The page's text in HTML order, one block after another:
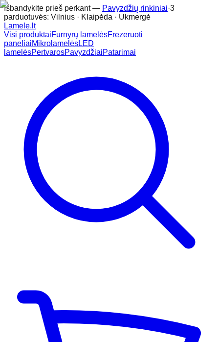
Išbandykite prieš perkant — Pavyzdžių rinkiniai·3
parduotuvės: Vilnius · Klaipėda · Ukmergė
Lamele.lt
Visi produktaiFurnyrų lamelėsFrezeruoti
paneliaiMikrolamelėsLED
lamelėsPertvarosPavyzdžiaiPatarimai